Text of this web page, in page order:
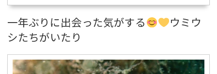
一年ぶりに出会った気がする
ウミウ
シたちがいたり